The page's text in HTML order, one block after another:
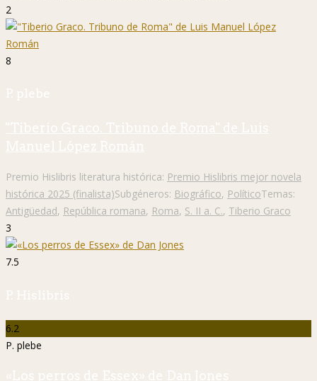
2
8
P. plebe
"Tiberio Graco. Tribuno de Roma" de Luis
Manuel López Román
Premio Hislibris literatura histórica: Premio Hislibris mejor novela
histórica 2025 (finalista)Subgéneros: Biográfico, PolíticoTemas:
Antigüedad, República romana, Roma, S. II a. C., Tiberio Graco
3
7.5
P. Hislibris
6.2
P. plebe
«Los perros de Essex» de Dan Jones